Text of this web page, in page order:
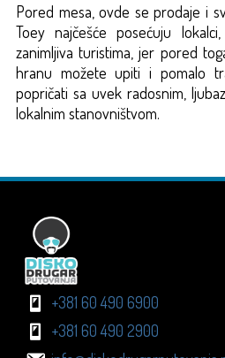
Pored mesa, ovde se prodaje i
Toey najčešće posećuju
zanimljiva turistima, jer pored
hranu možete upiti i pomalo
popričati sa uvek radosnim,
lokalnim stanovništvom.
+381 60 490 6900
+381 60 490 2900